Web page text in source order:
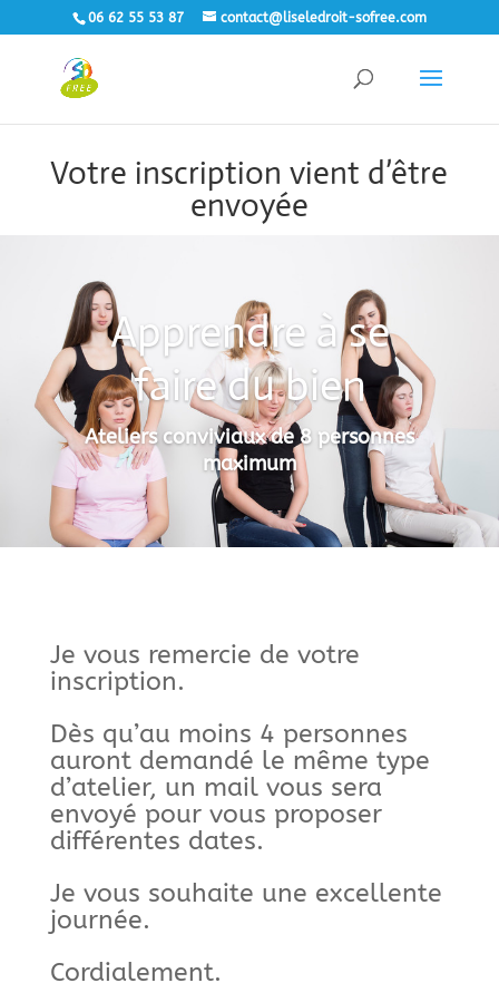
06 62 55 53 87 contact@liseledroit-sofree.com
Votre inscription vient d’être
envoyée
Apprendre à se
faire du bien
Ateliers conviviaux de 8 personnes
maximum
Je vous remercie de votre
inscription.
Dès qu’au moins 4 personnes
auront demandé le même type
d’atelier, un mail vous sera
envoyé pour vous proposer
différentes dates.
Je vous souhaite une excellente
journée.
Cordialement.